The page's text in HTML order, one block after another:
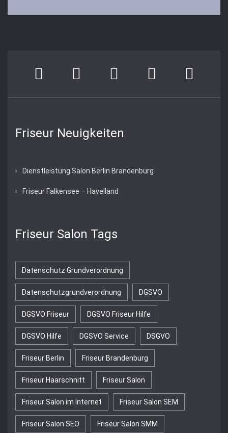
Friseur Neuigkeiten
Dienstleistung Salon Berlin Brandenburg
Friseur Falkensee – Havelland
Friseur Salon Tags
Datenschutz Grundverordnung
Datenschutzgrundverordnung DGSVO
DGSVO Friseur DGSVO Friseur Hilfe
DGSVO Hilfe DGSVO Service DSGVO
Friseur Berlin Friseur Brandenburg
Friseur Haarschnitt Friseur Salon
Friseur Salon im Internet Friseur Salon SEM
Friseur Salon SEO Friseur Salon SMM